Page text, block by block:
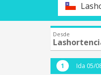
Origen
Desde
Ida 05/